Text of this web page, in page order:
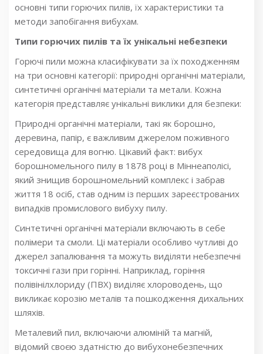
основні типи горючих пилів, їх характеристики та
методи запобігання вибухам.
Типи горючих пилів та їх унікальні небезпеки
Горючі пили можна класифікувати за їх походженням
на три основні категорії: природні органічні матеріали,
синтетичні органічні матеріали та метали. Кожна
категорія представляє унікальні виклики для безпеки:
Природні органічні матеріали, такі як борошно,
деревина, папір, є важливим джерелом поживного
середовища для вогню. Цікавий факт: вибух
борошномельного пилу в 1878 році в Міннеаполісі,
який знищив борошномельний комплекс і забрав
життя 18 осіб, став одним із перших зареєстрованих
випадків промислового вибуху пилу.
Синтетичні органічні матеріали включають в себе
полімери та смоли. Ці матеріали особливо чутливі до
джерел запалювання та можуть виділяти небезпечні
токсичні гази при горінні. Наприклад, горіння
полівінілхлориду (ПВХ) виділяє хлороводень, що
викликає корозію металів та пошкодження дихальних
шляхів.
Металевий пил, включаючи алюміній та магній,
відомий своєю здатністю до вибухонебезпечних